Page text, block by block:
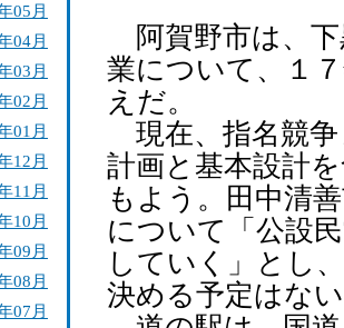
05月
04月
03月
02月
01月
12月
11月
10月
09月
08月
07月
阿賀野市は、下
業について、１
えだ。
現在、指名競争
計画と基本設計
もよう。田中清
について「公設
していく」とし
決める予定はな